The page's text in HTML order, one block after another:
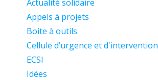
Actualité solidaire
Appels à projets
Boite à outils
Cellule d’urgence et d'intervention
ECSI
Idées